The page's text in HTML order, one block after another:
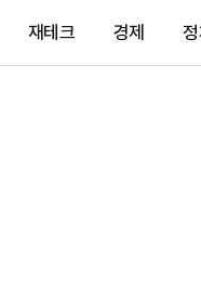
재테크 경제 정